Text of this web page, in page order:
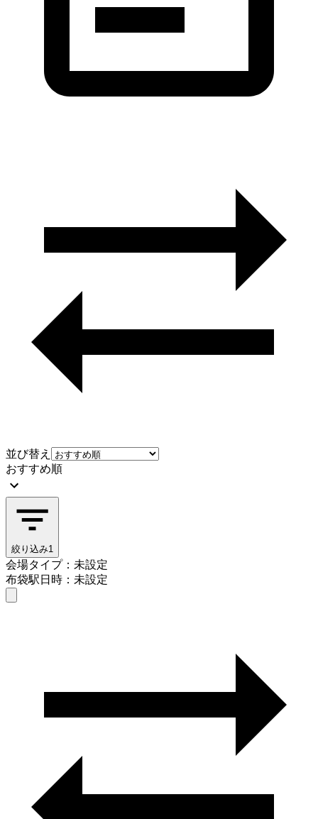
並び替え
おすすめ順
絞り込み1
会場タイプ：未設定
布袋駅日時：未設定